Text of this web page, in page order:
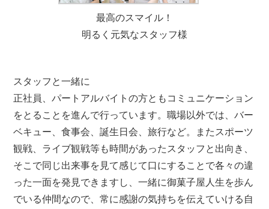
最高のスマイル！
明るく元気なスタッフ様
スタッフと一緒に
正社員、パートアルバイトの方ともコミュニケーション
をとることを進んで行っています。職場以外では、バー
ベキュー、食事会、誕生日会、旅行など。またスポーツ
観戦、ライブ観戦等も時間があったスタッフと出向き、
そこで同じ出来事を見て感じて口にすることで各々の違
った一面を発見できますし、一緒に御菓子屋人生を歩ん
でいる仲間なので、常に感謝の気持ちを伝えていける自